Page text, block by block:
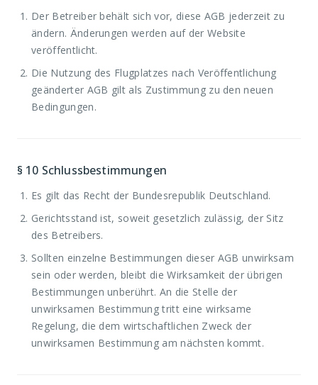
Der Betreiber behält sich vor, diese AGB jederzeit zu
ändern. Änderungen werden auf der Website
veröffentlicht.
Die Nutzung des Flugplatzes nach Veröffentlichung
geänderter AGB gilt als Zustimmung zu den neuen
Bedingungen.
§ 10 Schlussbestimmungen
Es gilt das Recht der Bundesrepublik Deutschland.
Gerichtsstand ist, soweit gesetzlich zulässig, der Sitz
des Betreibers.
Sollten einzelne Bestimmungen dieser AGB unwirksam
sein oder werden, bleibt die Wirksamkeit der übrigen
Bestimmungen unberührt. An die Stelle der
unwirksamen Bestimmung tritt eine wirksame
Regelung, die dem wirtschaftlichen Zweck der
unwirksamen Bestimmung am nächsten kommt.